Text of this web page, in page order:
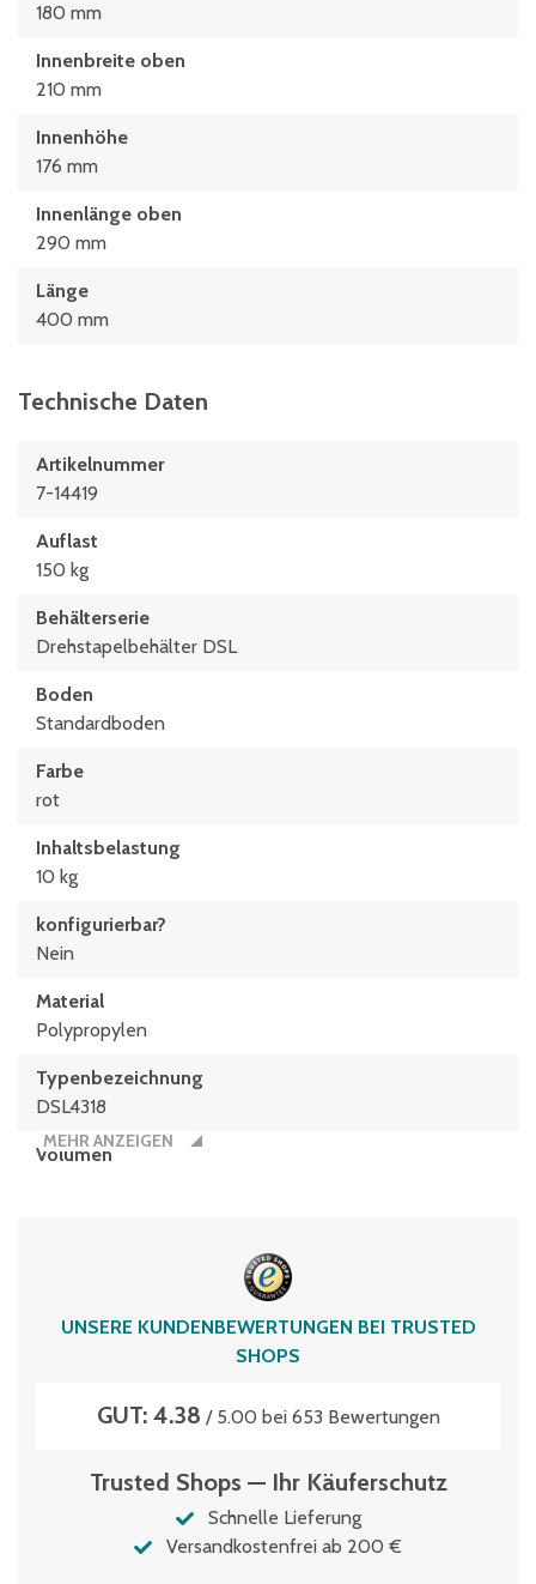
180 mm
Innenbreite oben
210 mm
Innenhöhe
176 mm
Innenlänge oben
290 mm
Länge
400 mm
Technische Daten
Artikelnummer
7-14419
Auflast
150 kg
Behälterserie
Drehstapelbehälter DSL
Boden
Standardboden
Farbe
rot
Inhaltsbelastung
10 kg
konfigurierbar?
Nein
Material
Polypropylen
Typen­be­zeich­nung
DSL4318
Volumen
MEHR ANZEIGEN
UNSERE KUNDENBEWERTUNGEN BEI TRUSTED
SHOPS
GUT: 4.38 / 5.00 bei 653 Bewertungen
Trusted Shops — Ihr Käuferschutz
Schnelle Lieferung
Versandkostenfrei ab 200 €